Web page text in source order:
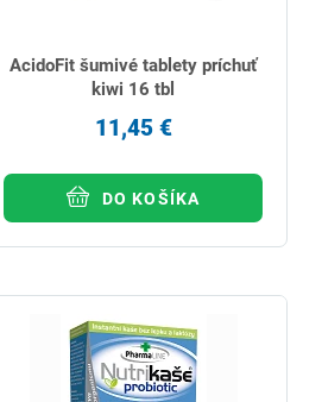
AcidoFit šumivé tablety príchuť
kiwi 16 tbl
11,45 €
DO KOŠÍKA